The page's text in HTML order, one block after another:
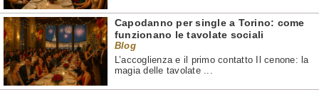
Capodanno per single a Torino: come
funzionano le tavolate sociali
Blog
L’accoglienza e il primo contatto Il cenone: la
magia delle tavolate ...